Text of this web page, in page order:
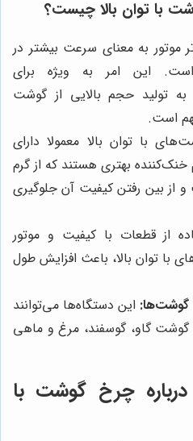
با توان بالا چیست؟
موتور به معنای سرعت بیشتر در
این امر به ویژه برای
به تولید حجم بالایی از گوشت
است.
با توان بالا معمولا دارای
بهتری هستند که از گرم
بین رفتن کیفیت آن جلوگیری
از قطعات با کیفیت و موتور
با توان بالا، باعث افزایش طول
گوشت‌ها: این دستگاه‌ها می‌توانند
گوشت گاو، گوسفند، مرغ و ماهی
چرخ گوشت با